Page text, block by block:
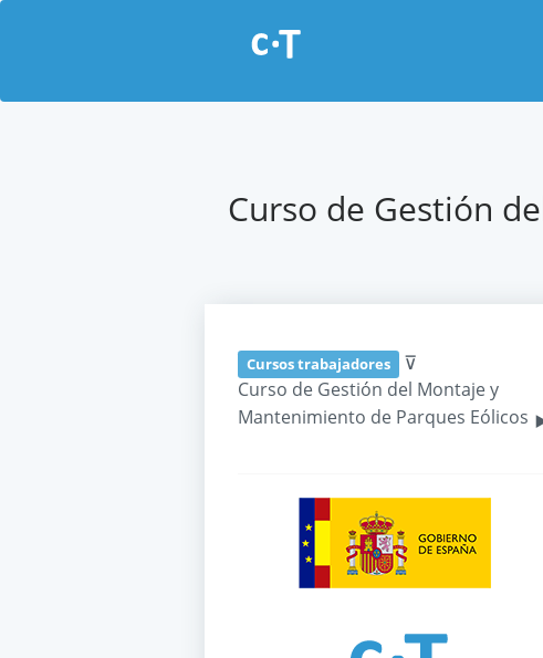
Curso de Gestión
Cursos trabajadores ⊽
Curso de Gestión del Montaje y
Mantenimiento de Parques Eólicos